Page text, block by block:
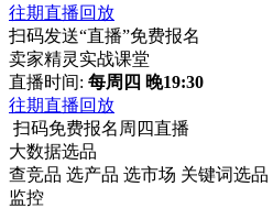
往期直播回放
扫码发送“直播”免费报名
卖家精灵实战课堂
直播时间: 每周四 晚19:30
往期直播回放
扫码免费报名周四直播
大数据选品
查竞品 选产品 选市场 关键词选品
监控